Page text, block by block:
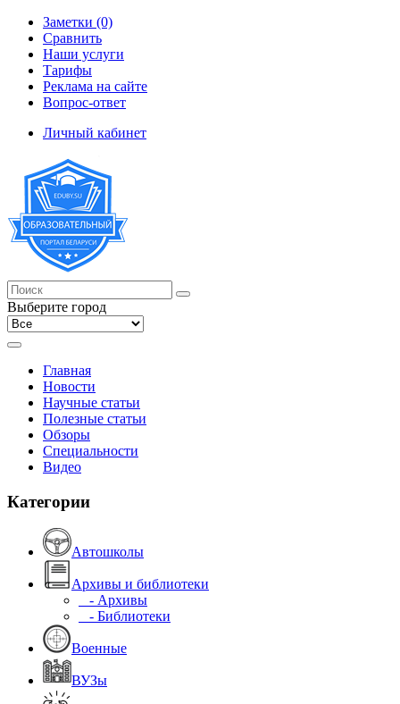
Заметки (0)
Сравнить
Наши услуги
Тарифы
Реклама на сайте
Вопрос-ответ
Личный кабинет
Выберите город
Главная
Новости
Научные статьи
Полезные статьи
Обзоры
Специальности
Видео
Категории
Автошколы
Архивы и библиотеки
- Архивы
- Библиотеки
Военные
ВУЗы